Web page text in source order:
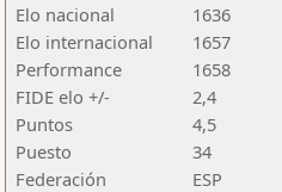
Elo nacional
1636
Elo internacional
1657
Performance
1658
FIDE elo +/-
2,4
Puntos
4,5
Puesto
34
Federación
ESP